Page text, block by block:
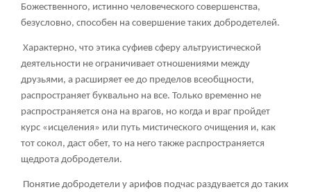
Божественного, истинно человеческого совершенства,
безусловно, способен на совершение таких добродетелей.
Характерно, что этика суфиев сферу альтруистической
деятельности не ограничивает отношениями между
друзьями, а расширяет ее до пределов всеобщности,
распространяет буквально на все. Только временно не
распространяется она на врагов, но когда и враг пройдет
курс «исцеления» или путь мистического очищения и, как
тот сокол, даст обет, то на него также распространяется
щедрота добродетели.
Понятие добродетели у арифов подчас раздувается до таких